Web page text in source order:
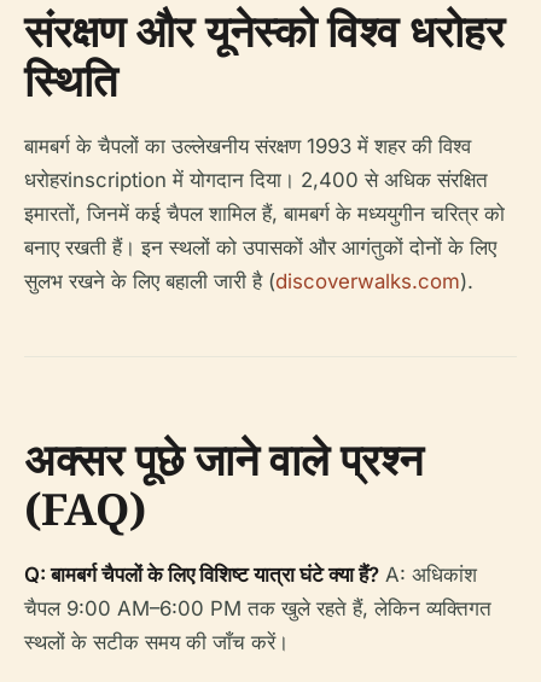
संरक्षण और यूनेस्को विश्व धरोहर
स्थिति
बामबर्ग के चैपलों का उल्लेखनीय संरक्षण 1993 में शहर की विश्व
धरोहरinscription में योगदान दिया। 2,400 से अधिक संरक्षित
इमारतों, जिनमें कई चैपल शामिल हैं, बामबर्ग के मध्ययुगीन चरित्र को
बनाए रखती हैं। इन स्थलों को उपासकों और आगंतुकों दोनों के लिए
सुलभ रखने के लिए बहाली जारी है (discoverwalks.com).
अक्सर पूछे जाने वाले प्रश्न
(FAQ)
Q: बामबर्ग चैपलों के लिए विशिष्ट यात्रा घंटे क्या हैं? A: अधिकांश
चैपल 9:00 AM–6:00 PM तक खुले रहते हैं, लेकिन व्यक्तिगत
स्थलों के सटीक समय की जाँच करें।